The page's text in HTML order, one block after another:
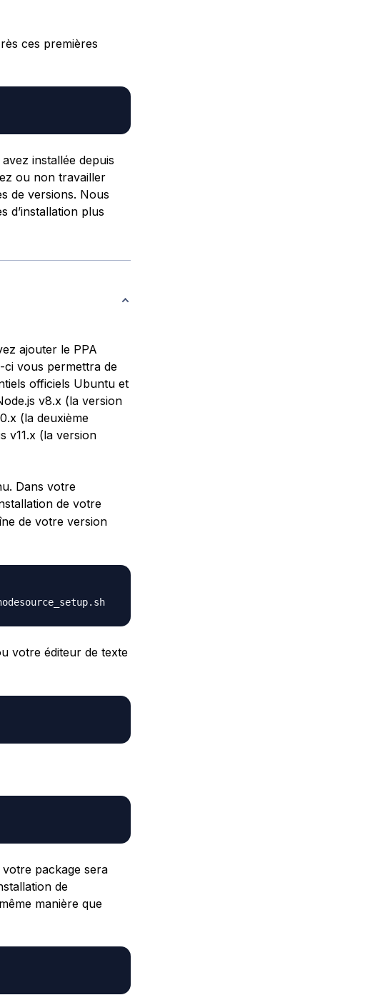
ces premières
installée depuis
ou non travailler
de versions. Nous
d’installation plus
ajouter le PPA
ci vous permettra de
officiels Ubuntu et
v8.x (la version
(la deuxième
v11.x (la version
Dans votre
de votre
de votre version
nodesource_setup.sh
votre éditeur de texte
package sera
de
manière que